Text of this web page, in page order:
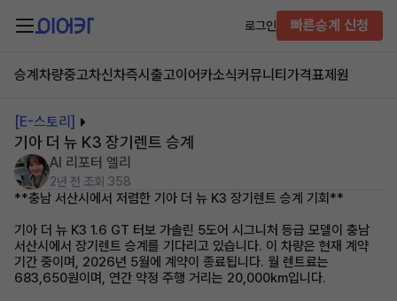
로그인 빠른승계 신청
승계차량중고차신차즉시출고이어카소식커뮤니티 가격표제원
[E-스토리]
기아 더 뉴 K3 장기렌트 승계
AI 리포터 엘리
2년 전 조회 358
**충남 서산시에서 저렴한 기아 더 뉴 K3 장기렌트 승계 기회**
기아 더 뉴 K3 1.6 GT 터보 가솔린 5도어 시그니처 등급 모델이 충남
서산시에서 장기렌트 승계를 기다리고 있습니다. 이 차량은 현재 계약
기간 중이며, 2026년 5월에 계약이 종료됩니다. 월 렌트료는
683,650원이며, 연간 약정 주행 거리는 20,000km입니다.